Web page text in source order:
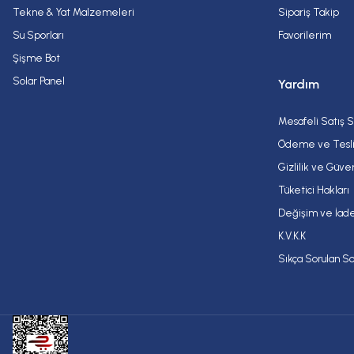
Tekne & Yat Malzemeleri
Su Sporları
Şişme Bot
Solar Panel
Sipariş Takip
Favorilerim
Yardım
Mesafeli Satış
Ödeme ve
Gizlilik ve
Tüketici Hakları
Değişim ve
K.V.K.K
Sıkça Sorulan